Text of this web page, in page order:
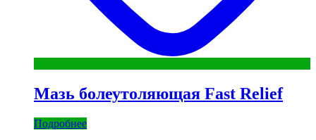
Мазь болеутоляющая Fast Relief
Подробнее